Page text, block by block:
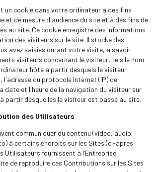
un cookie dans votre ordinateur à des fins
et de mesure d'audience du site et à des fins de
au site. Ce cookie enregistre des informations
des visiteurs sur le site. Il stocke des
avez saisies durant votre visite, à savoir
visiteurs concernant le visiteur, tels le nom
hôte à partir desquels le visiteur
l'adresse du protocole Internet (IP) de
date et l'heure de la navigation du visiteur sur
partir desquelles le visiteur est passé au site.
des Utilisateurs
communiquer du contenu (vidéo, audio,
à certains endroits sur les Sites (ci-après
Utilisateurs fournissent à l’Entreprise
de reproduire ces Contributions sur les Sites